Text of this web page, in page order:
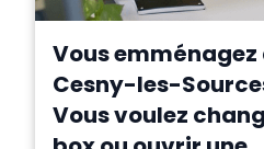
Vous emménagez
Cesny-les-
Vous voulez